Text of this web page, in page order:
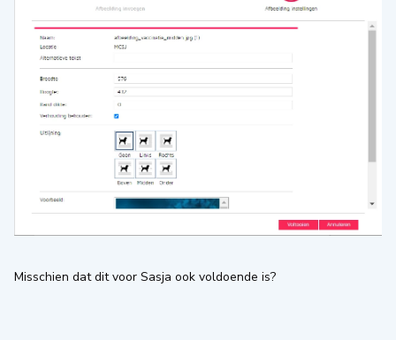
Misschien dat dit voor Sasja ook voldoende is?